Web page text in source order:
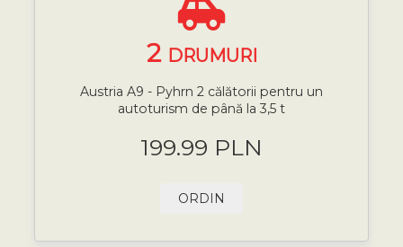
2 DRUMURI
Austria A9 - Pyhrn 2 călătorii pentru un
autoturism de până la 3,5 t
199.99 PLN
ORDIN